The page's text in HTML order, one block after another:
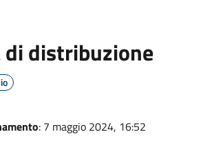
di distribuzione
: 7 maggio 2024, 16:52